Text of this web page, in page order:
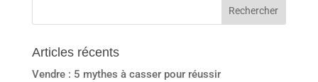
Articles récents
Vendre : 5 mythes à casser pour réussir